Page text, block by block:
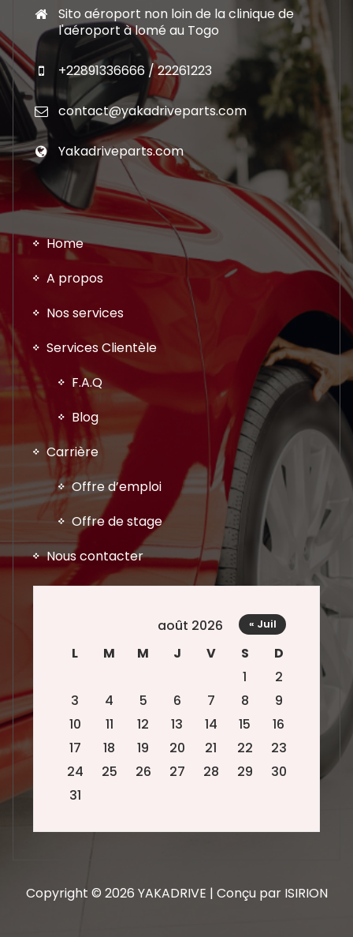
Sito aéroport non loin de la clinique de
l'aéroport à lomé au Togo
+22891336666 / 22261223
contact@yakadriveparts.com
Yakadriveparts.com
Home
A propos
Nos services
Services Clientèle
F.A.Q
Blog
Carrière
Offre d’emploi
Offre de stage
Nous contacter
août 2026
L
M M J V S
D
1
2
3
4 5 6 7 8
9
10
11 12 13 14 15
16
17
18 19 20 21 22
23
24
25 26 27 28 29
30
31
« Juil
Copyright © 2026 YAKADRIVE | Conçu par ISIRION